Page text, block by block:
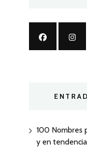
100 Nombres
y en